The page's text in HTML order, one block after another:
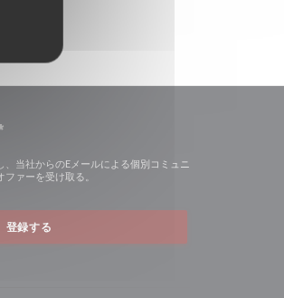
当社からのEメールによる個別コミュニ
ァーを受け取る。
登録する